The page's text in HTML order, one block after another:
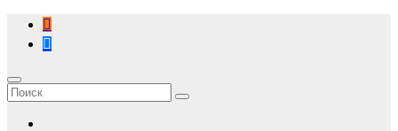
Перейти
содержимому